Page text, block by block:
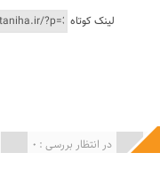
لینک کوتاه
در انتظار بررسی : 0